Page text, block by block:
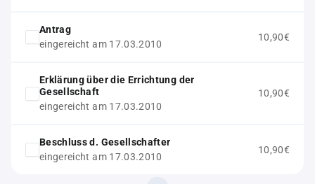
Antrag
eingereicht am 17.03.2010
10,90€
Erklärung über die Errichtung der
Gesellschaft
eingereicht am 17.03.2010
10,90€
Beschluss d. Gesellschafter
eingereicht am 17.03.2010
10,90€